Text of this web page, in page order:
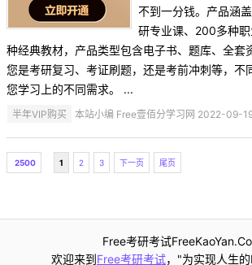
不到一分钱。产品涵
研专业课、200多种
种经典教材，产品类型包含电子书、题库、全套
您是考研复习、考证刷题，还是考前冲刺等，不
您学习上的不同需求。 ...
半年VIP购买 本站小编 Free壹佰分学习网 2022-09-
2500 1 2 3 下一页 尾页
Free考研考试
欢迎来到Free考研考试，"为实现人生